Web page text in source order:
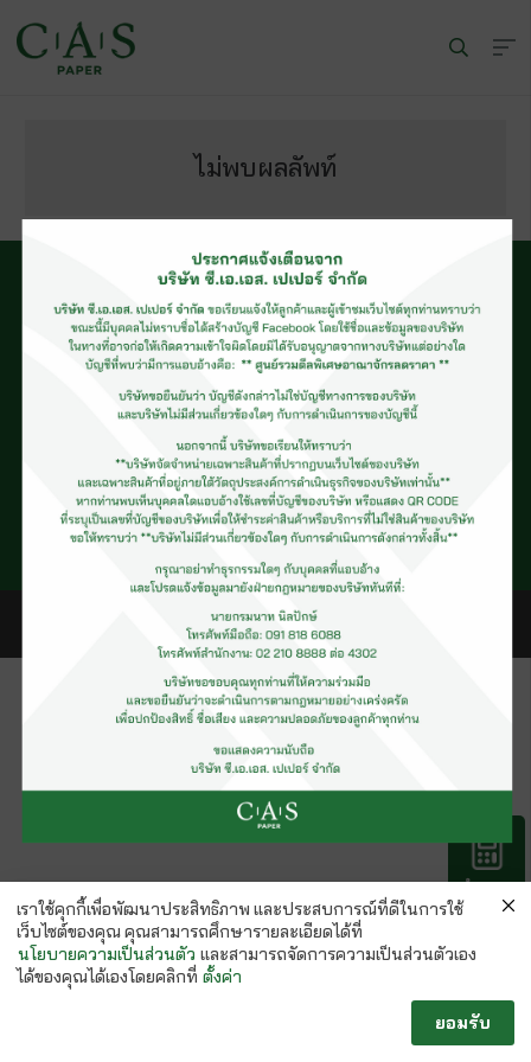
ไม่พบผลลัพท์
© CAS PAPER All rights Reserved
นโยบายคุ้มครองข้อมูลส่วนบุคคลของ (C.A.S. Privacy Policy)
พนักงานบริษัท
คำนวณ
กระดาษ
เราใช้คุกกี้เพื่อพัฒนาประสิทธิภาพ และประสบการณ์ที่ดีในการใช้
เว็บไซต์ของคุณ คุณสามารถศึกษารายละเอียดได้ที่
นโยบายความเป็นส่วนตัว และสามารถจัดการความเป็นส่วนตัวเอง
ได้ของคุณได้เองโดยคลิกที่ ตั้งค่า
ยอมรับ